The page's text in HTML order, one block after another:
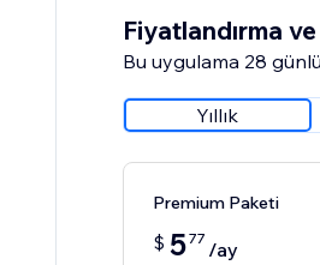
Fiyatlandırma
Bu uygulama 28
Yıllık
Premium Paketi
$ 577 /ay